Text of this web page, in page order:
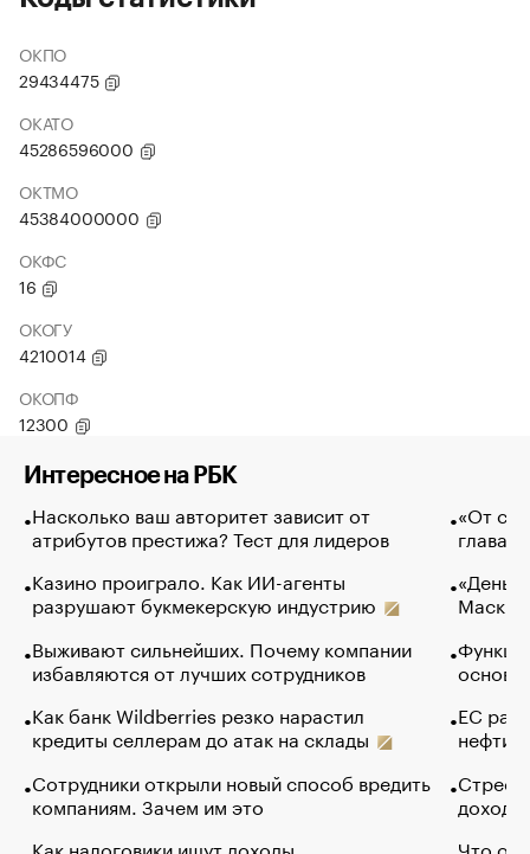
ОКПО
29434475
ОКАТО
45286596000
ОКТМО
45384000000
ОКФС
16
ОКОГУ
4210014
ОКОПФ
12300
Интересное на РБК
Насколько ваш авторитет зависит от
атрибутов престижа? Тест для лидеров
Казино проиграло. Как ИИ-агенты
разрушают букмекерскую индустрию
Выживают сильнейших. Почему компании
избавляются от лучших сотрудников
Как банк Wildberries резко нарастил
кредиты селлерам до атак на склады
Сотрудники открыли новый способ вредить
компаниям. Зачем им это
Как налоговики ищут доходы
«От
глава
Маск в
основ
ЕС
нефти
Что